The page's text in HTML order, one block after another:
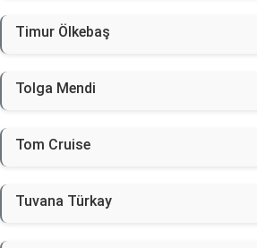
Timur Ölkebaş
Tolga Mendi
Tom Cruise
Tuvana Türkay